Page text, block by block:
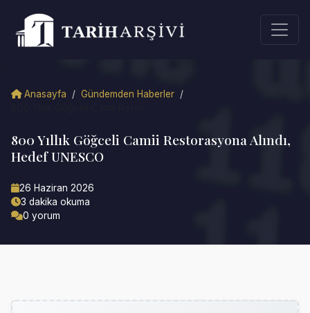
Anasayfa / Gündemden Haberler /
800 Yıllık Göğceli Camii Restorasyona Alındı,
Hedef UNESCO
26 Haziran 2026
3 dakika okuma
0 yorum